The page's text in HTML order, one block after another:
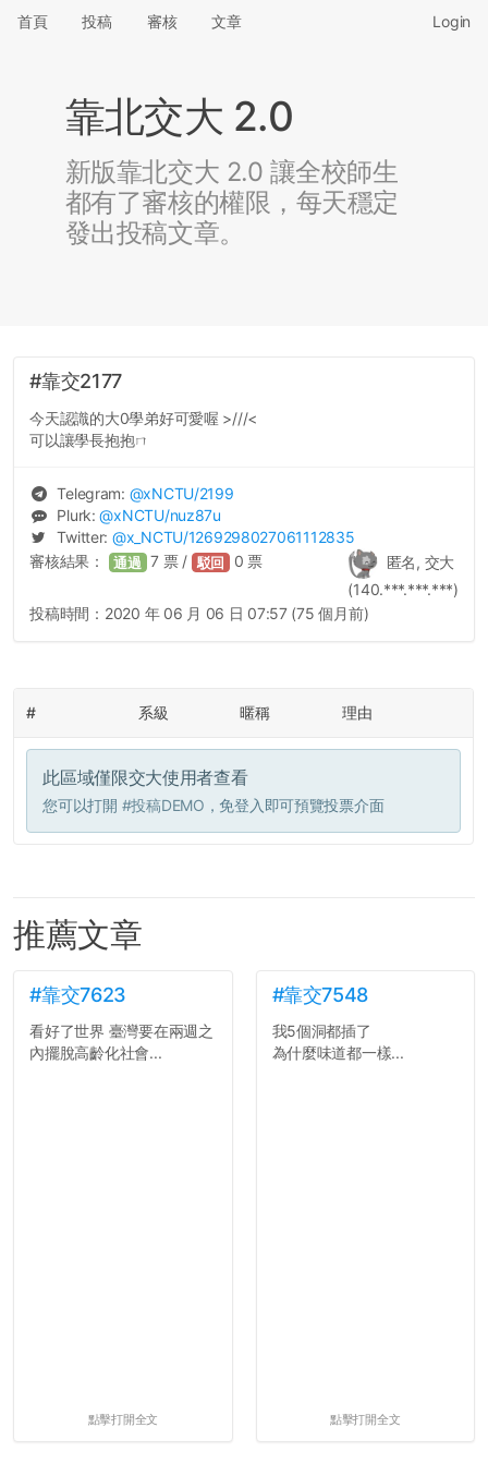
首頁 投稿 審核 文章 Login
靠北交大 2.0
新版靠北交大 2.0 讓全校師生
都有了審核的權限，每天穩定
發出投稿文章。
#靠交2177
今天認識的大0學弟好可愛喔 >///<
可以讓學長抱抱ㄇ
Telegram: @xNCTU/2199
Plurk:@xNCTU/nuz87u
Twitter: @x_NCTU/1269298027061112835
匿名, 交大
(140.***.***.***)
審核結果： 通過 7 票 / 駁回 0 票
投稿時間： 2020 年 06 月 06 日 07:57 (75 個月前)
# 系級 暱稱 理由
此區域僅限交大使用者查看
您可以打開 #投稿DEMO ，免登入即可預覽投票介面
推薦文章
#靠交7623
看好了世界 臺灣要在兩週之
內擺脫高齡化社會...
點擊打開全文
#靠交7548
我5個洞都插了
為什麼味道都一樣...
點擊打開全文